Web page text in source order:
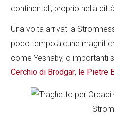
continentali, proprio nella
Una volta arrivati a
poco tempo alcune
come Yesnaby, o importanti
Cerchio di Brodgar, le Pietre